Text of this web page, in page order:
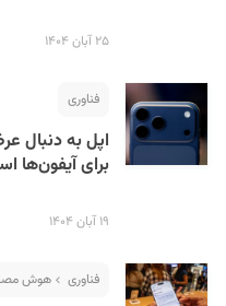
۲۵ آبان ۱۴۰۴
فناوری
اپل به دنبال
برای آیفون‌ها
۱۹ آبان ۱۴۰۴
فناوری هوش